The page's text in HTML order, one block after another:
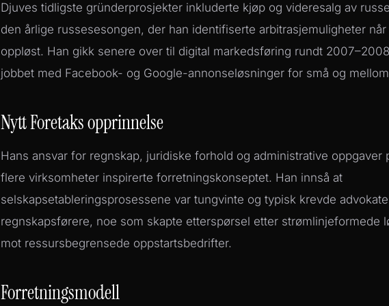
Djuves tidligste gründerprosjekter inkluderte kjøp og videresalg av
den årlige russesesongen, der han identifiserte arbitrasjemuligheter
oppløst. Han gikk senere over til digital markedsføring rundt
jobbet med Facebook- og Google-annonseløsninger for små og
Nytt Foretaks opprinnelse
Hans ansvar for regnskap, juridiske forhold og administrative oppgaver
flere virksomheter inspirerte forretningskonseptet. Han innså at
selskapsetableringsprosessene var tungvinte og typisk krevde
regnskapsførere, noe som skapte etterspørsel etter strømlinjeformede
mot ressursbegrensede oppstartsbedrifter.
Forretningsmodell